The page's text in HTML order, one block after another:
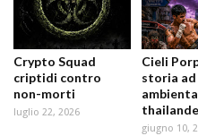
Crypto Squad
criptidi contro
non-morti
luglio 22, 2026
Cieli
storia ad
giugno 10,